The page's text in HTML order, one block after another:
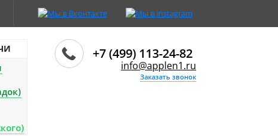
+7 (499) 113-24-82
info@applen1.ru
Заказать звонок